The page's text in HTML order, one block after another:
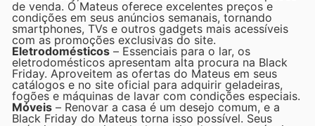
de venda. O Mateus oferece excelentes preços e
condições em seus anúncios semanais, tornando
smartphones, TVs e outros gadgets mais acessíveis
com as promoções exclusivas do site.
Eletrodomésticos – Essenciais para o lar, os
eletrodomésticos apresentam alta procura na Black
Friday. Aproveitem as ofertas do Mateus em seus
catálogos e no site oficial para adquirir geladeiras,
fogões e máquinas de lavar com condições especiais.
Móveis – Renovar a casa é um desejo comum, e a
Black Friday do Mateus torna isso possível. Seus